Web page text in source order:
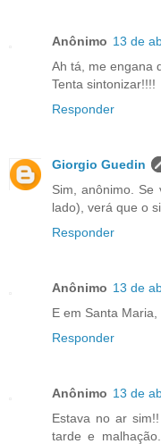
Anônimo 13 de
Ah tá, me engana
Tenta sintonizar!!!!
Responder
Giorgio Guedin
Sim, anônimo.
lado), verá que o
Responder
Anônimo 13 de
E em Santa Maria,
Responder
Anônimo 13 de
Estava no ar
tarde e